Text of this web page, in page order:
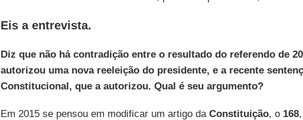
Eis a entrevista.
Diz que não há contradição entre o resultado do referendo de
autorizou uma nova reeleição do presidente, e a recente
Constitucional, que a autorizou. Qual é seu argumento?
Em 2015 se pensou em modificar um artigo da Constituição, o 168